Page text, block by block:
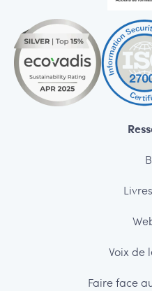
Voix de
Faire face